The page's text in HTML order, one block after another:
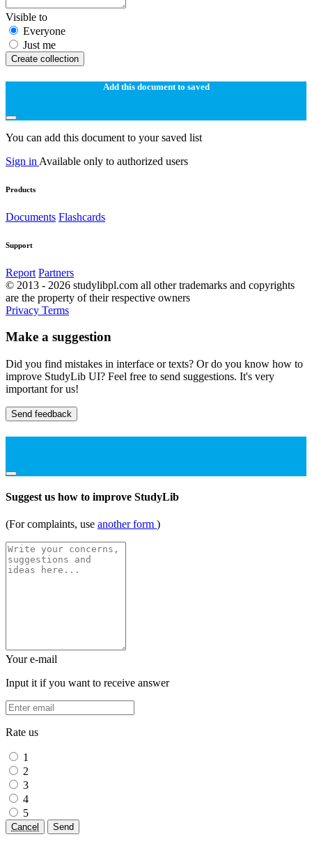
Visible to
Everyone
Just me
Create collection
Add this document to saved
You can add this document to your saved list
Sign in Available only to authorized users
Products
Documents Flashcards
Support
Report Partners
© 2013 - 2026 studylibpl.com all other trademarks and copyrights
are the property of their respective owners
Privacy Terms
Make a suggestion
Did you find mistakes in interface or texts? Or do you know how to
improve StudyLib UI? Feel free to send suggestions. It's very
important for us!
Send feedback
Suggest us how to improve StudyLib
(For complaints, use another form )
Your e-mail
Input it if you want to receive answer
Rate us
1
2
3
4
5
Cancel Send